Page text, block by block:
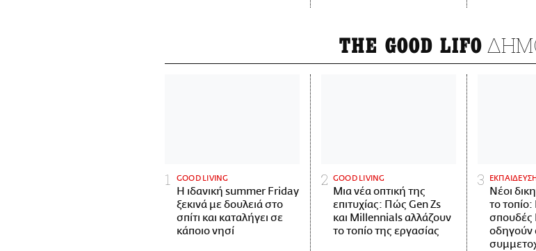
THE GOOD LIFO
GOOD LIVING
Η ιδανική summer Friday
ξεκινά με δουλειά στο
σπίτι και καταλήγει σε
κάποιο νησί
GOOD LIVING
Μια νέα οπτική της
επιτυχίας: Πώς Gen Zs
και Millennials αλλάζουν
το τοπίο της εργασίας
Νέοι
το
σπουδές
οδηγούν